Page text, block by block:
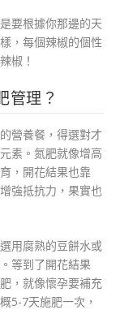
要根據你那邊的天
，每個辣椒的個性
椒！
管理？
營養餐，得選對才
素。氮肥就像增高
，開花結果也靠
強抵抗力，果實也
用腐熟的豆餅水或
等到了開花結果
，就像懷孕要補充
5-7天施肥一次，